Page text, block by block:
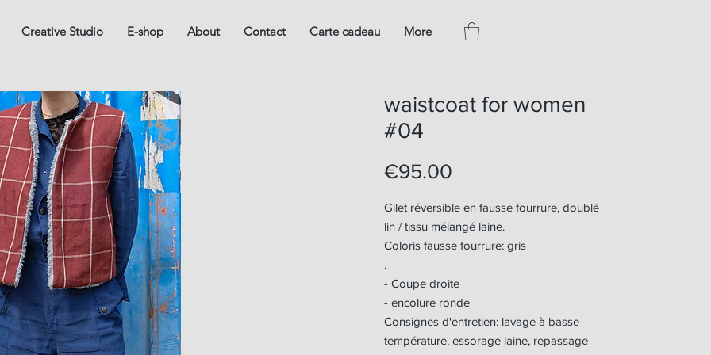
Creative Studio E-shop About Contact Carte cadeau More
waistcoat for women
#04
€95.00
Gilet réversible en fausse fourrure, doublé
lin / tissu mélangé laine.
Coloris fausse fourrure: gris
.
- Coupe droite
- encolure ronde
Consignes d'entretien: lavage à basse
température, essorage laine, repassage